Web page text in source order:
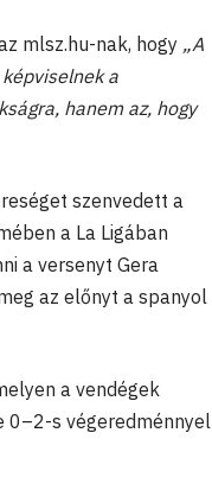
mlsz.hu-nak, hogy „A
a
hanem az, hogy
szenvedett a
a La Ligában
a versenyt Gera
az előnyt a spanyol
a vendégek
0–2-s végeredménnyel